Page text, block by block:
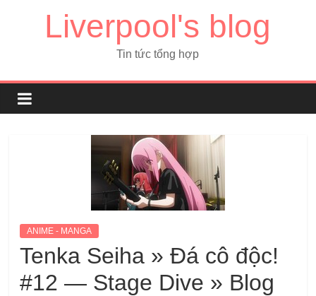
Liverpool's blog
Tin tức tổng hợp
ANIME - MANGA
Tenka Seiha » Đá cô độc!
#12 — Stage Dive » Blog